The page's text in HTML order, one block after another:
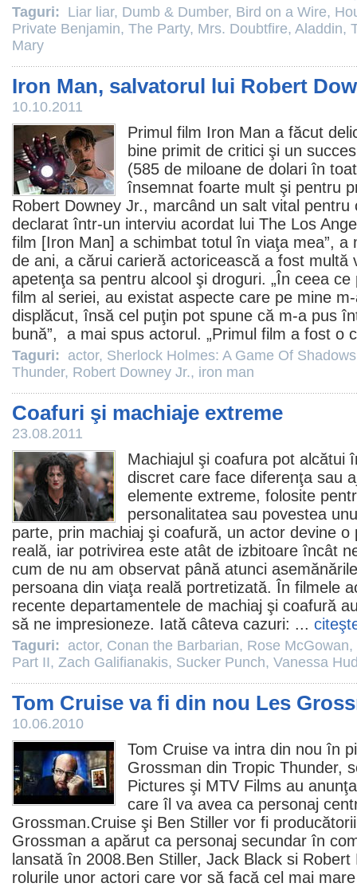
Taguri: Liar liar, Dumb & Dumber, Bird on a Wire,
Private Benjamin, The Party, Mrs. Doubtfire, Aladdin,
Mary
Iron Man, salvatorul lui Robert
10.10.2011
Primul film Iron Man a făcut
bine primit de critici şi un
(585 de miloane de dolari în
însemnat foarte mult şi pentru
Robert Downey Jr., marcând un salt vital
declarat într-un interviu acordat lui The Los
film [Iron Man] a schimbat totul în viaţa mea”, a
de ani, a cărui carieră actoricească a fost multă
apetenţa sa pentru alcool şi droguri. „În ceea
film al seriei, au existat aspecte care pe mine
displăcut, însă cel puţin pot spune că m-a pus
bună”, a mai spus actorul. „Primul film a fost o
Taguri: actor, Sherlock Holmes: A Game Of Shadows
Thunder, Robert Downey Jr., iron man
Coafuri şi machiaje extreme
23.08.2011
Machiajul şi coafura pot alcătui
discret care face diferenţa sau
elemente extreme, folosite
personalitatea sau povestea
parte, prin machiaj şi coafură, un actor devine o
reală, iar potrivirea este atât de izbitoare încât
cum de nu am observat până atunci
persoana din viaţa reală portretizată. În filmele
recente departamentele de machiaj şi coafură
să ne impresioneze. Iată câteva cazuri: ...
Taguri: actor, Conan the Barbarian, Rose McGowan,
Part II, Zach Galifianakis, Sucker Punch, Vanessa
Tom Cruise va fi din nou Les
10.06.2010
Tom Cruise va intra din nou în
Grossman din Tropic Thunder,
Pictures şi MTV Films au
care îl va avea ca personaj
Grossman.Cruise şi Ben Stiller vor fi
Grossman a apărut ca personaj secundar în
lansată în 2008.Ben Stiller, Jack Black si Robert
rolurile unor actori care vor să facă cel mai